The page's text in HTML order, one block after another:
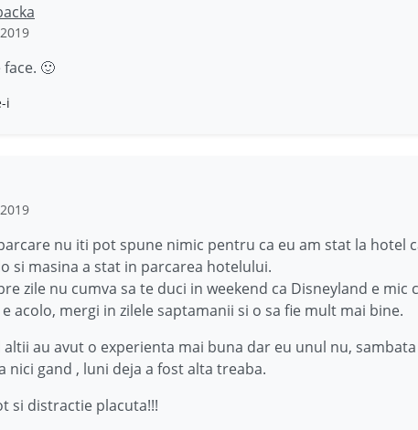
face. 🙂
i
nu iti pot spune nimic pentru ca eu am stat la hotel
si masina a stat in parcarea hotelului.
zile nu cumva sa te duci in weekend ca Disneyland e mic
e acolo, mergi in zilele saptamanii si o sa fie mult mai bine.
altii au avut o experienta mai buna dar eu unul nu,
nici gand , luni deja a fost alta treaba.
si distractie placuta!!!